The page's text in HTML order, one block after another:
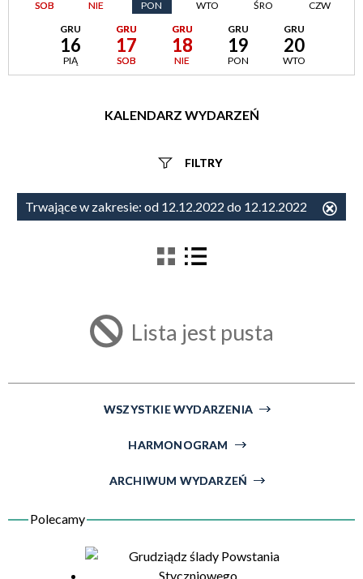
SOB NIE PON WTO ŚRO
CZW
GRU
16
PIĄ
GRU
17
SOB
GRU
18
NIE
GRU
19
PON
GRU
20
WTO
KALENDARZ WYDARZEŃ
FILTRY
Szukana fraza
Trwające w zakresie
Trwające w zakresie: od 12.12.2022 do 12.12.2022
Lista jest pusta
WSZYSTKIE WYDARZENIA
HARMONOGRAM
ARCHIWUM WYDARZEŃ